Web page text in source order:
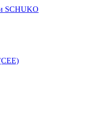
SCHUKO